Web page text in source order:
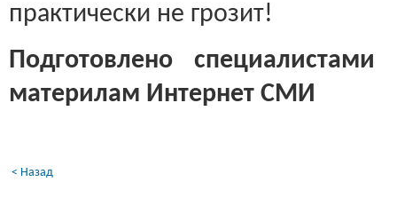
практически не грозит!
Подготовлено
материлам Интернет СМИ
< Назад